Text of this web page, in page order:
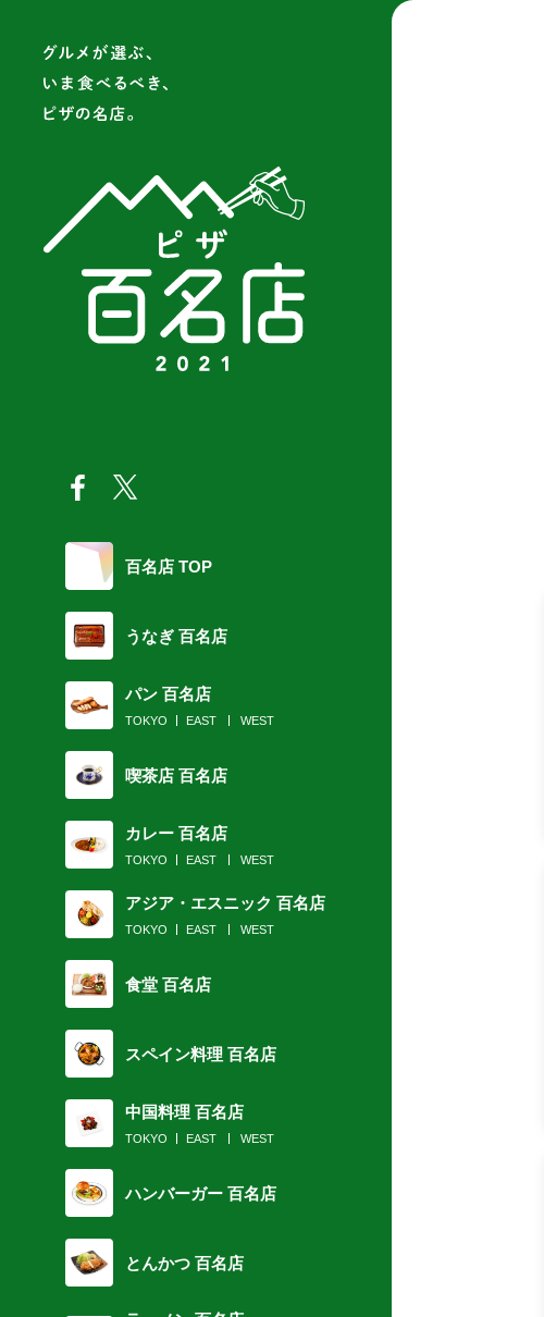
百名店 TOP
うなぎ 百名店
パン 百名店
TOKYO EAST WEST
喫茶店 百名店
カレー 百名店
TOKYO EAST WEST
アジア・エスニック 百名店
TOKYO EAST WEST
食堂 百名店
スペイン料理 百名店
中国料理 百名店
TOKYO EAST WEST
ハンバーガー 百名店
とんかつ 百名店